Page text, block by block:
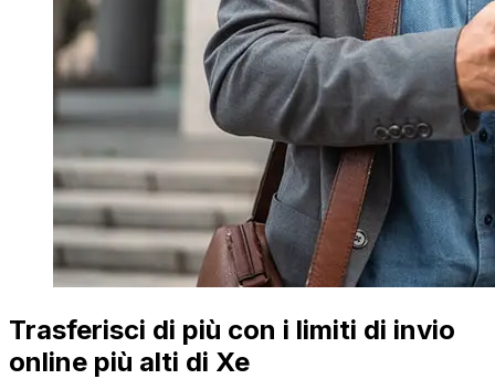
Trasferisci di più con i limiti di invio
online più alti di Xe